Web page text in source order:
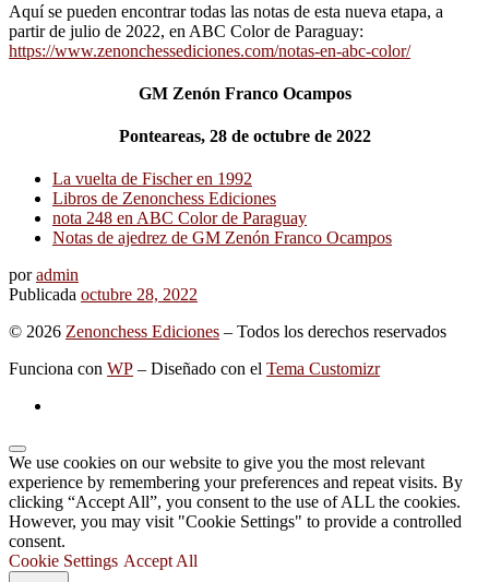
Aquí se pueden encontrar todas las notas de esta nueva etapa, a
partir de julio de 2022, en ABC Color de Paraguay:
https://www.zenonchessediciones.com/notas-en-abc-color/
GM Zenón Franco Ocampos
Ponteareas, 28 de octubre de 2022
La vuelta de Fischer en 1992
Libros de Zenonchess Ediciones
nota 248 en ABC Color de Paraguay
Notas de ajedrez de GM Zenón Franco Ocampos
poradmin
Publicada octubre 28, 2022
© 2026 Zenonchess Ediciones – Todos los derechos reservados
Funciona con WP – Diseñado con el Tema Customizr
We use cookies on our website to give you the most relevant
experience by remembering your preferences and repeat visits. By
clicking “Accept All”, you consent to the use of ALL the cookies.
However, you may visit "Cookie Settings" to provide a controlled
consent.
Cookie Settings Accept All